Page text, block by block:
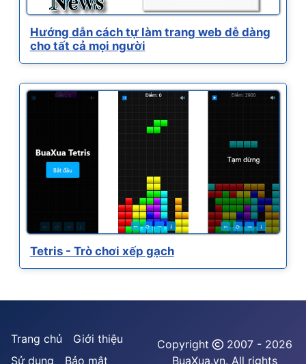
Hướng dẫn cách tự làm trang web dễ dàng
cho tất cả mọi người
Tetris - Trò chơi xếp gạch
Trang chủ
Giới thiệu
Sử dụng
Bảo mật
Copyright
2007 - 2026
BuaXua.vn. All rights